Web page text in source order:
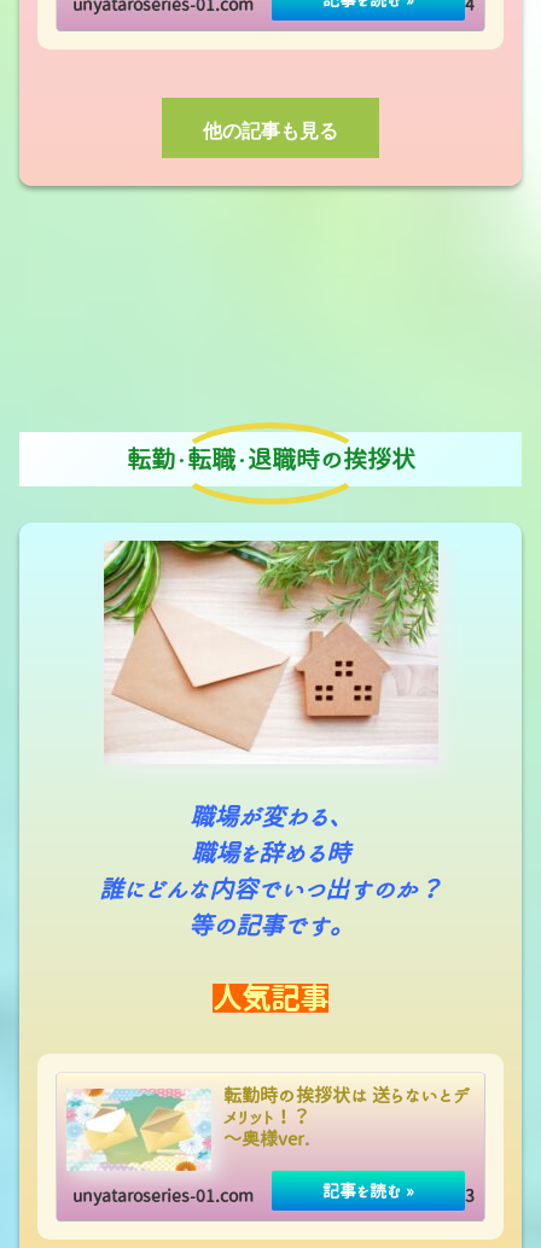
unyataroseries-01.com 2020.06.24
他の記事も見る
転勤・転職・退職時の挨拶状
職場が変わる、
職場を辞める時
誰にどんな内容でいつ出すのか？
等の記事です。
人気記事
転勤時の挨拶状は 送らないとデ
メリット！？
～奥様ver.
unyataroseries-01.com 2020.06.03